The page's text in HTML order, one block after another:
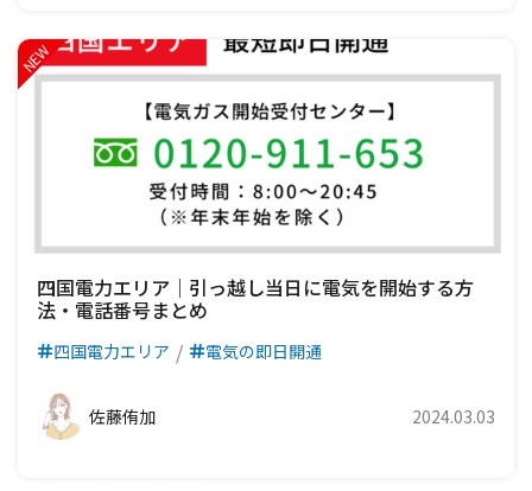
四国電力エリア｜引っ越し当日に電気を開始する方
法・電話番号まとめ
四国電力エリア 電気の即日開通
佐藤侑加 2024.03.03